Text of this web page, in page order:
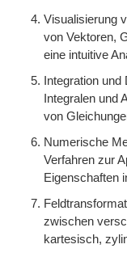
Visualisierung
von Vektoren,
eine intuitive
Integration und
Integralen und
von
Numerische
Verfahren zur
Eigenschaften
zwischen
kartesisch,